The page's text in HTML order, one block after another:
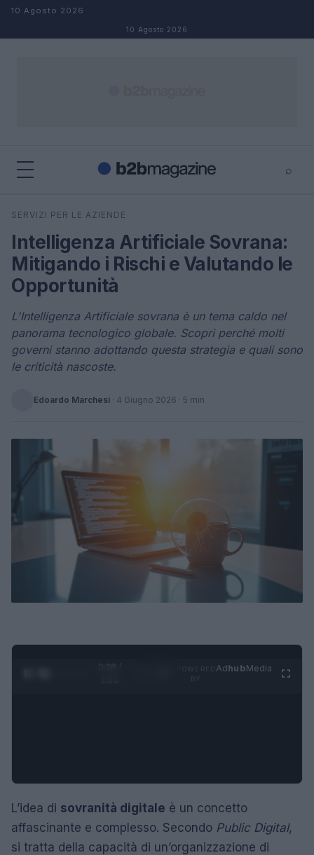
Salta al contenuto
10 Agosto 2026
10 Agosto 2026
⌕
Cerca
SERVIZI PER LE AZIENDE
Intelligenza Artificiale Sovrana:
Mitigando i Rischi e Valutando le
Opportunità
L'Intelligenza Artificiale sovrana è un tema caldo nel
panorama tecnologico globale. Scopri perché molti
governi stanno adottando questa strategia e quali sono
le criticità nascoste.
Edoardo Marchesi · 4 Giugno 2026 · 5 min
0:29 /
AdhubMedia
L’idea di sovranità digitale è un concetto
affascinante e complesso. Secondo Public Digital,
si tratta della capacità di un’organizzazione di